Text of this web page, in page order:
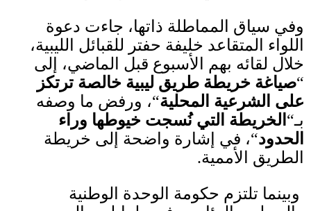
وفي سياق المماطلة ذاتها، جاءت دعوة
اللواء المتقاعد خليفة حفتر للقبائل الليبية،
خلال لقائه بهم الأسبوع قبل الماضي، إلى
“صياغة خريطة طريق ليبية خالصة ترتكز
على الشرعية المحلية“، ورفض ما وصفه
بـ“ الخريطة التي نُسجت خيوطها وراء
الحدود“، في إشارة واضحة إلى خريطة
الطريق الأممية.
وبينما تلتزم حكومة الوحدة الوطنية